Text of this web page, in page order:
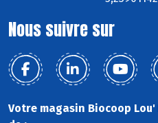
Nous suivre sur
Votre magasin Biocoop